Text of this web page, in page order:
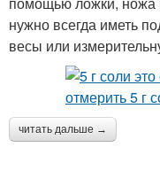
нужно всегда иметь
весы или
читать дальше →